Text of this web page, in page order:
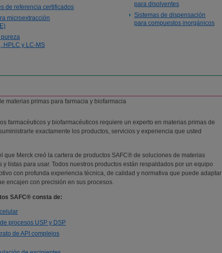
de referencia certificados
microextracción
pureza
HPLC y LC-MS
para disolventes
Sistemas de dispensación
para compuestos inorgánicos
farmacéuticos y biofarmacéuticos requiere un experto en materias primas de
exactamente los productos, servicios y experiencia que usted
que Merck creó la cartera de productos SAFC® de soluciones de materias
y listas para usar. Todos nuestros productos están respaldados por un equipo
con profunda experiencia técnica, de calidad y normativa que puede adaptar
encajen con precisión en sus procesos.
SAFC® consta de:
procesos USP y DSP
de API complejos